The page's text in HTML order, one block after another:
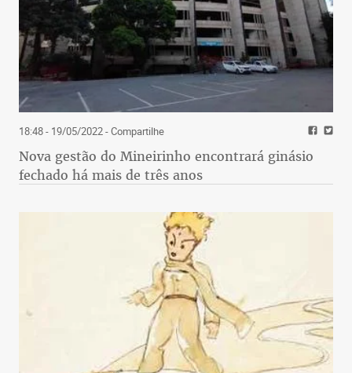
18:48 - 19/05/2022- Compartilhe
Nova gestão do Mineirinho encontrará ginásio
fechado há mais de três anos